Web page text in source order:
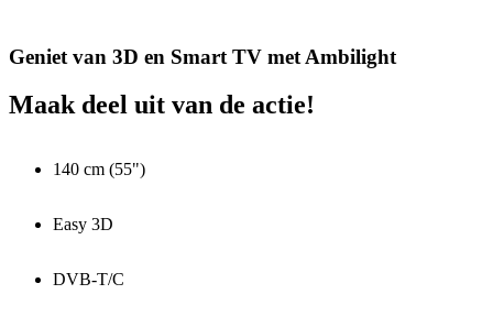
Geniet van 3D en Smart TV met Ambilight
Maak deel uit van de actie!
140 cm (55")
Easy 3D
DVB-T/C